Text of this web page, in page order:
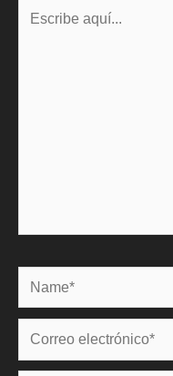
Name*
Correo
electrónico*